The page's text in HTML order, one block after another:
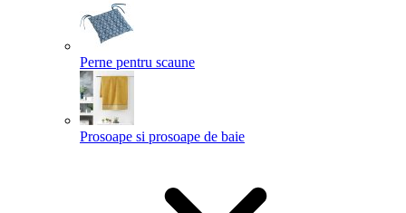
Perne pentru scaune
Prosoape si prosoape de baie